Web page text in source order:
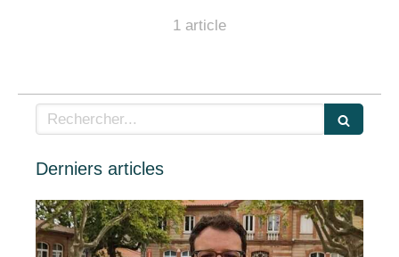
1 article
Rechercher
Derniers articles